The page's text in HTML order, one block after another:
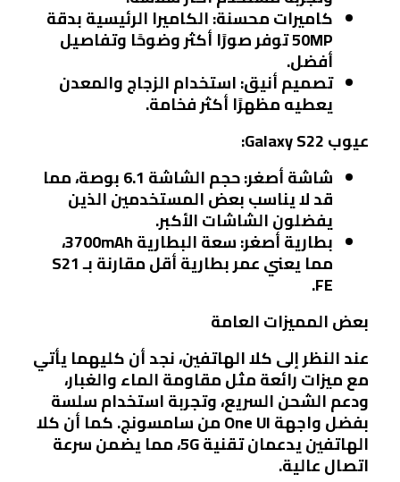
كاميرات محسنة:الكاميرا الرئيسية بدقة
50MP توفر صورًا أكثر وضوحًا وتفاصيل
أفضل.
تصميم أنيق:استخدام الزجاج والمعدن
يعطيه مظهرًا أكثر فخامة.
عيوب Galaxy S22:
شاشة أصغر:
حجم الشاشة 6.1 بوصة، مما
قد لا يناسب بعض المستخدمين الذين
يفضلون الشاشات الأكبر.
بطارية أصغر: سعة البطارية 3700mAh،
مما يعني عمر بطارية أقل مقارنة بـ S21
FE.
بعض المميزات العامة
عند النظر إلى كلا الهاتفين، نجد أن كليهما يأتي
مع ميزات رائعة مثل مقاومة الماء والغبار،
ودعم الشحن السريع، وتجربة استخدام سلسة
بفضل واجهة One UI من سامسونج. كما أن كلا
الهاتفين يدعمان تقنية 5G، مما يضمن سرعة
اتصال عالية.